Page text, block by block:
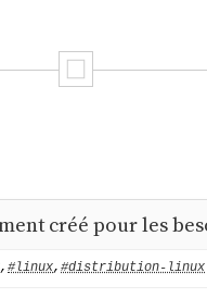
créé pour les
, #linux, #distribution-linux